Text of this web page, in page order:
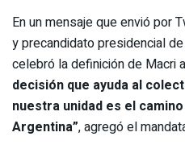
En un mensaje que envió por
y precandidato presidencial
celebró la definición de Macri
decisión que ayuda al
nuestra unidad es el
Argentina”, agregó el